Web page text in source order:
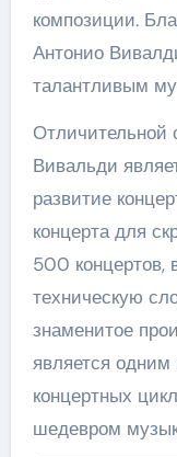
композиции.
Антонио
талантливым
Отличительной
Вивальди
развитие
концерта для
500 концертов,
техническую
знаменитое
является
концертных
шедевром